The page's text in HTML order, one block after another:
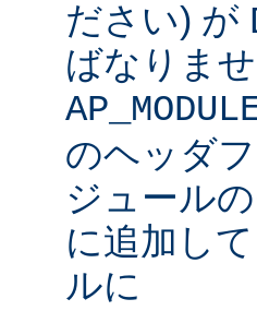
ださい) が
ばなりま
のヘッダ
ジュール
に追加し
ルに